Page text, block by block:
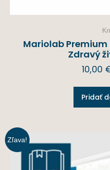
Mariolab
Zdravý
10,00
Pridať
Zľava!